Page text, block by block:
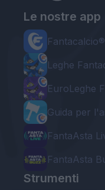
Le nostre app
Leghe
EuroLeghe
Guida per
FantaAsta
FantaAsta
Strumenti